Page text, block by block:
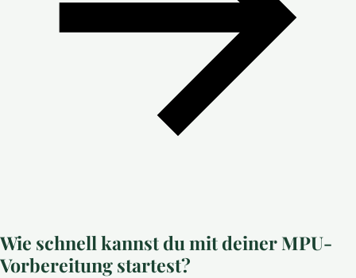
Wie schnell kannst du mit deiner MPU-
Vorbereitung startest?